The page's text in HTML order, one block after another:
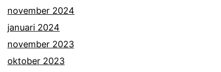
november 2024
januari 2024
november 2023
oktober 2023